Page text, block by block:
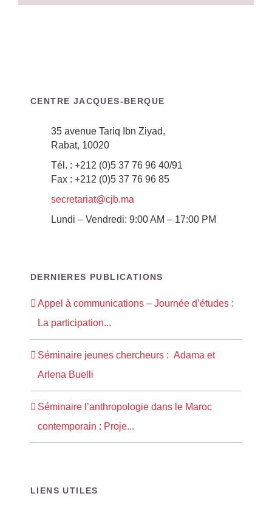
CENTRE JACQUES-BERQUE
35 avenue Tariq Ibn Ziyad,
Rabat, 10020
Tél. : +212 (0)5 37 76 96 40/91
Fax : +212 (0)5 37 76 96 85
secretariat@cjb.ma
Lundi – Vendredi: 9:00 AM – 17:00 PM
DERNIERES PUBLICATIONS
Appel à communications – Journée d’études :
La participation...
Séminaire jeunes chercheurs : Adama et
Arlena Buelli
Séminaire l’anthropologie dans le Maroc
contemporain : Proje...
LIENS UTILES